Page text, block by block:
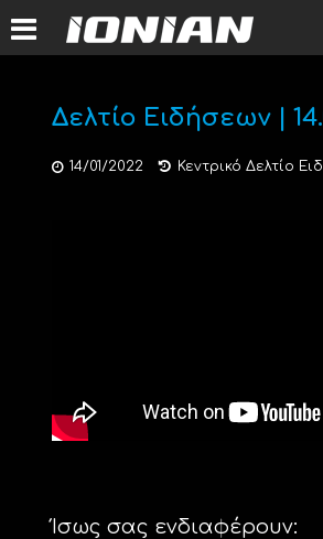
Δελτίο Ειδήσεων |
14/01/2022 Κεντρικό Δελτίο
Ίσως σας ενδιαφέρουν: